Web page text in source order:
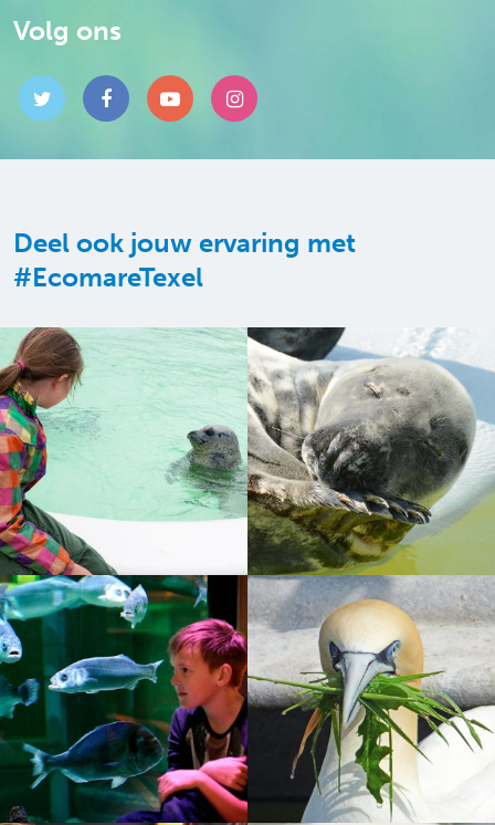
Volg ons
Deel ook jouw ervaring met
#EcomareTexel